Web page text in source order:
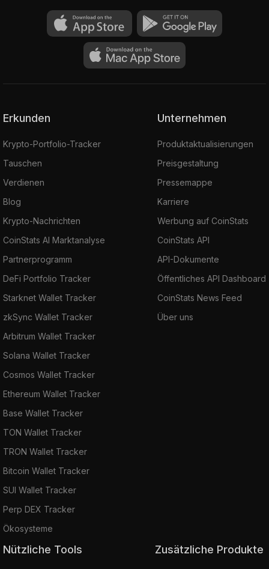
Erkunden
Krypto-Portfolio-Tracker
Tauschen
Verdienen
Blog
Krypto-Nachrichten
CoinStats AI Marktanalyse
Partnerprogramm
DeFi Portfolio Tracker
Starknet Wallet Tracker
zkSync Wallet Tracker
Arbitrum Wallet Tracker
Solana Wallet Tracker
Cosmos Wallet Tracker
Ethereum Wallet Tracker
Base Wallet Tracker
TON Wallet Tracker
TRON Wallet Tracker
Bitcoin Wallet Tracker
SUI Wallet Tracker
Perp DEX Tracker
Ökosysteme
Unternehmen
Produktaktualisierungen
Preisgestaltung
Pressemappe
Karriere
Werbung auf CoinStats
CoinStats API
API-Dokumente
Öffentliches API Dashboard
CoinStats News Feed
Über uns
Nützliche Tools Zusätzliche Produkte